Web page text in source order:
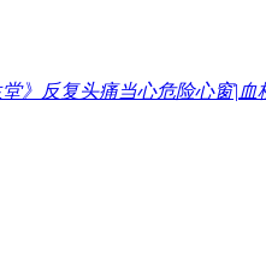
》反复头痛当心危险心窗|血